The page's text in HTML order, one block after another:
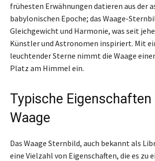
frühesten Erwähnungen datieren aus der
babylonischen Epoche; das Waage-
Gleichgewicht und Harmonie, was seit
Künstler und Astronomen inspiriert. Mit
leuchtender Sterne nimmt die Waage
Platz am Himmel ein.
Typische Eigenschaften
Waage
Das Waage Sternbild, auch bekannt als
eine Vielzahl von Eigenschaften, die es zu